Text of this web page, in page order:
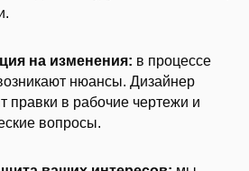
на изменения: в процессе
нюансы. Дизайнер
правки в рабочие чертежи и
вопросы.